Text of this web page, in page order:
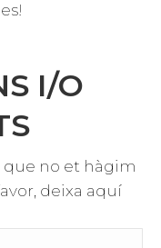
I/O
que no et hàgim
deixa aquí